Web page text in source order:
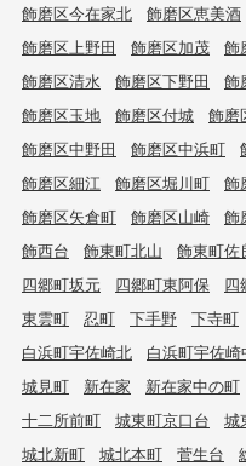
飾磨区今在家北
飾磨区恵美酒
飾磨区上野田
飾磨区加茂 飾
飾磨区清水
飾磨区下野田 飾
飾磨区玉地
飾磨区付城 飾磨
飾磨区中野田
飾磨区中浜町
飾磨区細江
飾磨区堀川町 飾
飾磨区矢倉町
飾磨区山崎 飾
飾西台
飾東町北山 飾東町佐
四郷町坂元
四郷町東阿保 四
東雲町
忍町 下手野 下寺町
白浜町宇佐崎北
白浜町宇佐崎
城見町
新在家 新在家中の町
十二所前町
城東町京口台 城
城北新町
城北本町 菅生台